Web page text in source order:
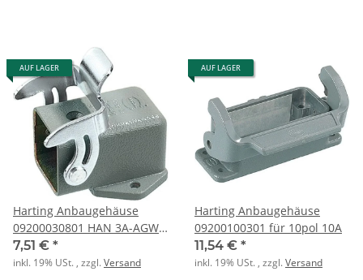
AUF LAGER
Harting Anbaugehäuse
09200030801 HAN 3A-AGW-
QB
7,51 € *
inkl. 19% USt. , zzgl.Versand
AUF LAGER
Harting Anbaugehäuse
09200100301 für 10pol 10A
11,54 € *
inkl. 19% USt. , zzgl.Versand